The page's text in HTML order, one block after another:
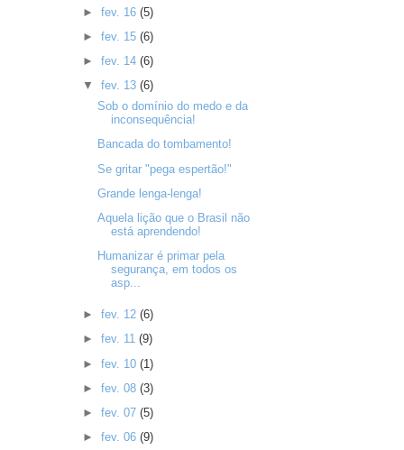
► fev. 16 (5)
► fev. 15 (6)
► fev. 14 (6)
▼ fev. 13 (6)
Sob o domínio do medo e da
inconsequência!
Bancada do tombamento!
Se gritar "pega espertão!"
Grande lenga-lenga!
Aquela lição que o Brasil não
está aprendendo!
Humanizar é primar pela
segurança, em todos os
asp...
► fev. 12 (6)
► fev. 11 (9)
► fev. 10 (1)
► fev. 08 (3)
► fev. 07 (5)
► fev. 06 (9)